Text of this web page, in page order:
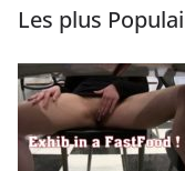
Les plus